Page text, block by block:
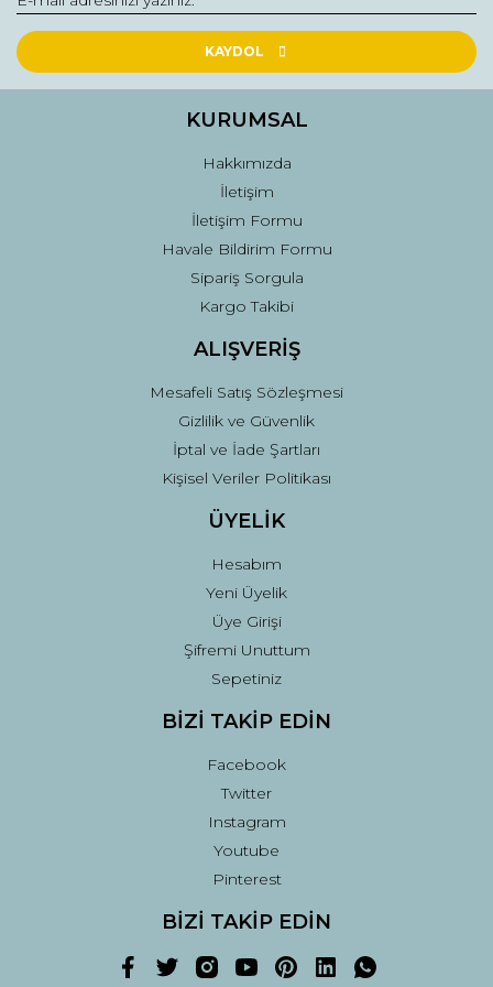
Ürün resmi kalitesiz, bozuk veya görüntülenemiyor.
Ürün açıklamasında eksik bilgiler bulunuyor.
Ürün fiyatı diğer sitelerden daha pahalı.
Gönder
KAYDOL
KURUMSAL
Hakkımızda
İletişim
İletişim Formu
Havale Bildirim Formu
Sipariş Sorgula
Kargo Takibi
ALIŞVERİŞ
Mesafeli Satış Sözleşmesi
Gizlilik ve Güvenlik
İptal ve İade Şartları
Kişisel Veriler Politikası
ÜYELİK
Hesabım
Yeni Üyelik
Üye Girişi
Şifremi Unuttum
Sepetiniz
BİZİ TAKİP EDİN
Facebook
Twitter
Instagram
Youtube
Pinterest
BİZİ TAKİP EDİN